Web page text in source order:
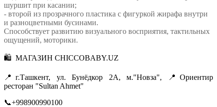
шуршит при касании;
- второй из прозрачного пластика с фигуркой жирафа внутри
и разноцветными бусинами.
Способствует развитию визуального восприятия, тактильных
ощущений, моторики.
🛍 МАГАЗИН CHICCOBABY.UZ
📍г.Ташкент, ул. Бунёдкор 2А, м."Новза", 📍Ориентир
ресторан "Sultan Ahmet"
📞+998900990100